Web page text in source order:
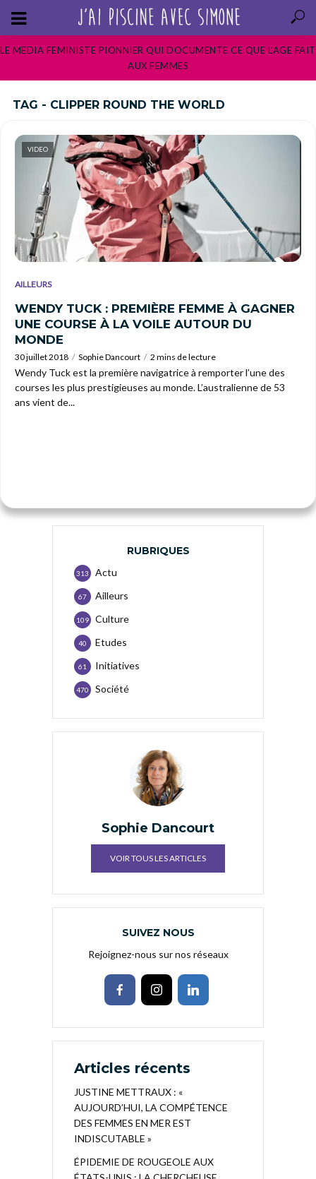
LE MEDIA FEMINISTE PIONNIER QUI DOCUMENTE CE QUE L’AGE FAIT
AUX FEMMES
TAG - CLIPPER ROUND THE WORLD
VIDEO
AILLEURS
WENDY TUCK : PREMIÈRE FEMME À GAGNER
UNE COURSE À LA VOILE AUTOUR DU
MONDE
30 juillet 2018 Sophie Dancourt 2 mins de lecture
Wendy Tuck est la première navigatrice à remporter l’une des
courses les plus prestigieuses au monde. L’australienne de 53
ans vient de...
RUBRIQUES
Actu
313
Ailleurs
67
Culture
109
Etudes
40
Initiatives
61
Société
470
Sophie Dancourt
VOIR TOUS LES ARTICLES
SUIVEZ NOUS
Rejoignez-nous sur nos réseaux
Articles récents
JUSTINE METTRAUX : «
AUJOURD’HUI, LA COMPÉTENCE
DES FEMMES EN MER EST
INDISCUTABLE »
ÉPIDEMIE DE ROUGEOLE AUX